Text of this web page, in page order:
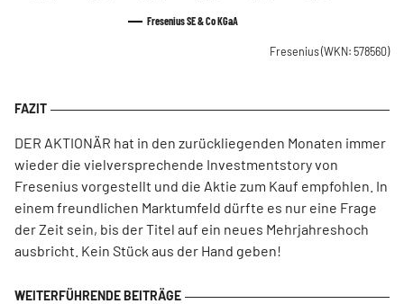
Fresenius SE & Co KGaA
Fresenius(WKN: 578560)
DER AKTIONÄR hat in den zurückliegenden Monaten immer
wieder die vielversprechende Investmentstory von
Fresenius vorgestellt und die Aktie zum Kauf empfohlen. In
einem freundlichen Marktumfeld dürfte es nur eine Frage
der Zeit sein, bis der Titel auf ein neues Mehrjahreshoch
ausbricht. Kein Stück aus der Hand geben!